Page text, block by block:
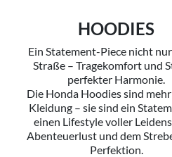
HOODIES
Ein Statement-Piece nicht
Straße – Tragekomfort und
perfekter Harmonie.
Die Honda Hoodies sind
Kleidung – sie sind ein
einen Lifestyle voller
Abenteuerlust und dem
Perfektion.